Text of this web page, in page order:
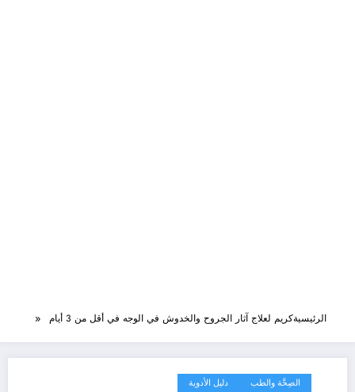
الرئيسيةكريم لعلاج آثار الجروح والخدوش في الوجه في أقل من 3 أيام
الصِحَّة والطب دليل الأدوية